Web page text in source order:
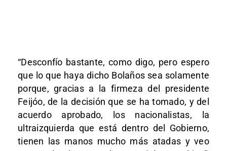
“Desconfío bastante, como digo, pero espero
que lo que haya dicho Bolaños sea solamente
porque, gracias a la firmeza del presidente
Feijóo, de la decisión que se ha tomado, y del
acuerdo aprobado, los nacionalistas, la
ultraizquierda que está dentro del Gobierno,
tienen las manos mucho más atadas y veo